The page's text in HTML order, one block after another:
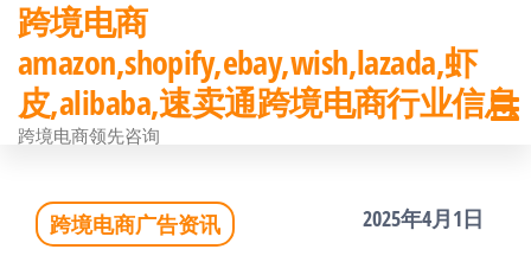
前
往
内
跨境电商
amazon,shopify,ebay,wish,lazada,虾
皮,alibaba,速卖通跨境电商行业信息
跨境电商领先咨询
跨境电商广告资讯 2025年4月1日